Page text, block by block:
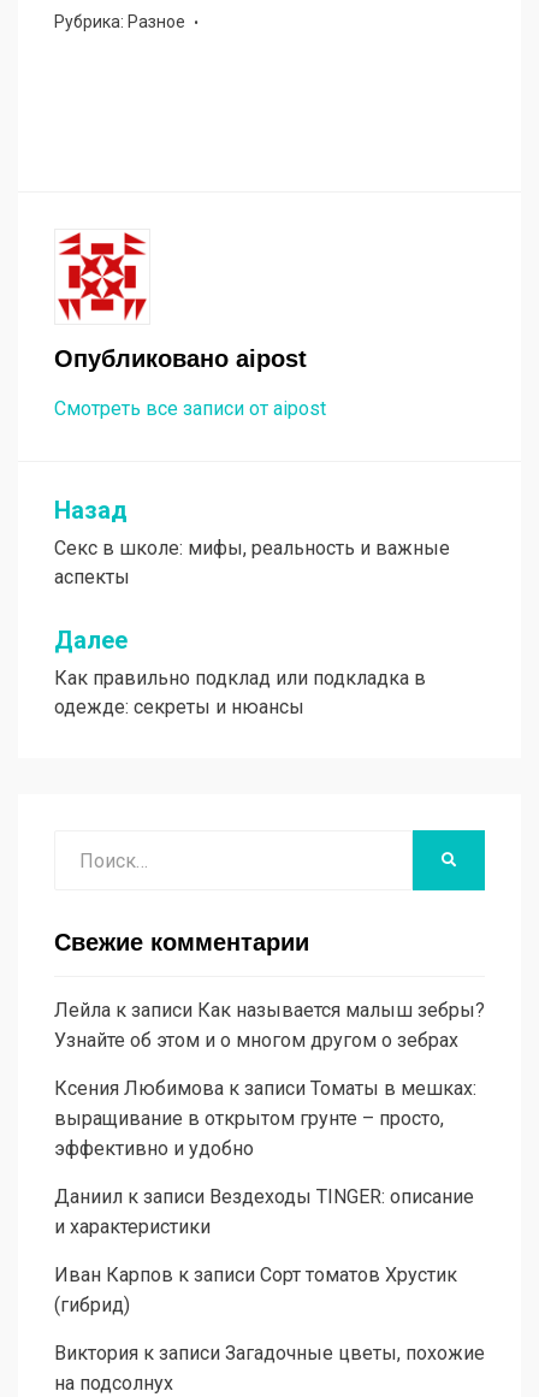
Рубрика: Разное
Опубликовано aipost
Смотреть все записи от aipost
Навигация
по
записям
Назад
Секс в школе: мифы, реальность и важные
аспекты
Далее
Как правильно подклад или подкладка в
одежде: секреты и нюансы
Свежие комментарии
Лейла к записи Как называется малыш зебры?
Узнайте об этом и о многом другом о зебрах
Ксения Любимова к записи Томаты в мешках:
выращивание в открытом грунте – просто,
эффективно и удобно
Даниил к записи Вездеходы TINGER: описание
и характеристики
Иван Карпов к записи Сорт томатов Хрустик
(гибрид)
Виктория к записи Загадочные цветы, похожие
на подсолнух